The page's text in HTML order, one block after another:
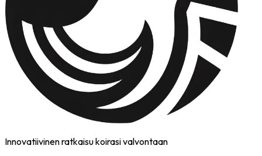
Innovatiivinen ratkaisu koirasi valvontaan